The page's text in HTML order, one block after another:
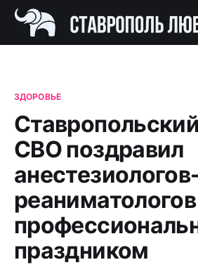
ЗДОРОВЬЕ
СВО поздравил
праздником